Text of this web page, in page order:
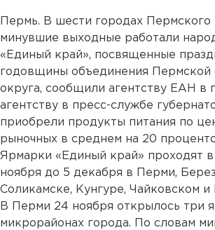
Пермь. В шести городах Пермского
минувшие выходные работали
«Единый край», посвященные
годовщины объединения Пермской
округа, сообщили агентству ЕАН в
агентству в пресс-службе
приобрели продукты питания по
рыночных в среднем на 20
Ярмарки «Единый край» проходят
ноября до 5 декабря в Перми,
Соликамске, Кунгуре, Чайковском
В Перми 24 ноября открылось три
микрорайонах города. По словам